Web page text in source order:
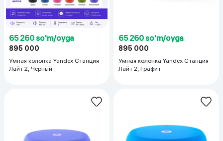
65 260 so'm/oyga
895 000
Умная колонка Yandex Станция
Лайт 2, Черный
65 260 so'm/oyga
895 000
Умная колонка Yandex Станция
Лайт 2, Графит